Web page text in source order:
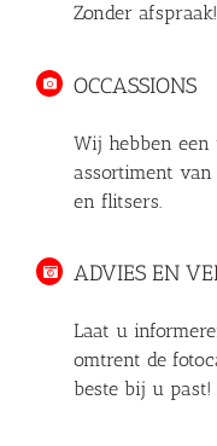
Zonder afspraak!
OCCASSIONS
Wij hebben een
assortiment van
en flitsers.
ADVIES EN
Laat u
omtrent de
beste bij u past!